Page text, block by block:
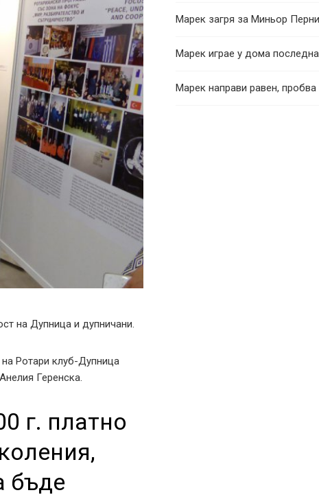
на Дупница и дупничани.
Ротари клуб-Дупница
Геренска.
г. платно
бъде
Марек загря за Миньор
Марек играе у дома
Марек направи равен, пробва